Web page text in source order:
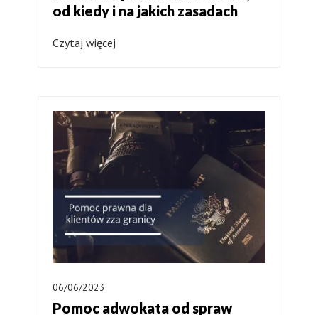
od kiedy i na jakich zasadach
Czytaj więcej
06/06/2023
Pomoc adwokata od spraw